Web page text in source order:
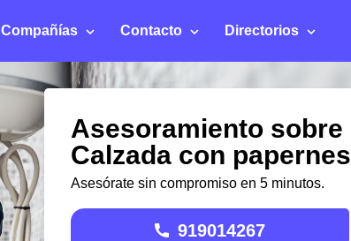
Compañías Contacto Directorios
Asesoramiento sobre
Calzada con
Asesórate sin compromiso en 5 minutos.
919014267